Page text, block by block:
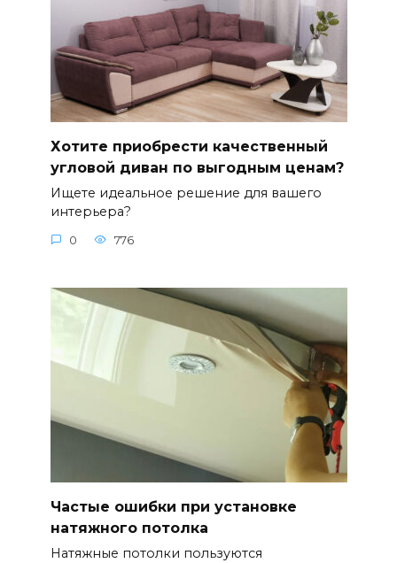
Хотите приобрести качественный
угловой диван по выгодным ценам?
Ищете идеальное решение для вашего
интерьера?
0 776
Частые ошибки при установке
натяжного потолка
Натяжные потолки пользуются